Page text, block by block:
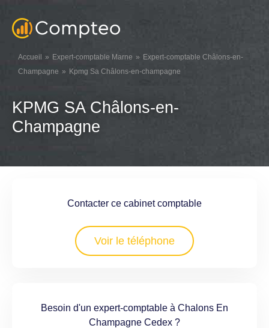
Accueil Expert-comptable Marne
Expert-comptable Châlons-en-
Champagne
Kpmg Sa Châlons-en-champagne
KPMG SA Châlons-en-
Champagne
Contacter ce cabinet comptable
Voir le téléphone
Besoin d'un expert-comptable à Chalons En
Champagne Cedex ?